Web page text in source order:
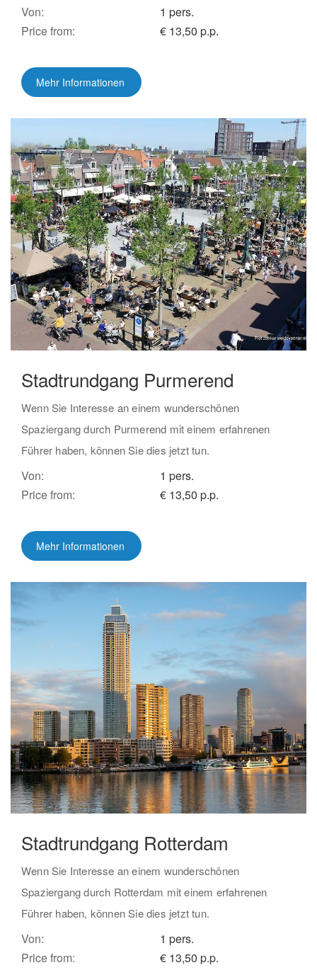
Von:
1 pers.
Price from:
€ 13,50 p.p.
Mehr Informationen
Stadtrundgang Purmerend
Wenn Sie Interesse an einem wunderschönen
Spaziergang durch Purmerend mit einem erfahrenen
Führer haben, können Sie dies jetzt tun.
Von:
1 pers.
Price from:
€ 13,50 p.p.
Mehr Informationen
Stadtrundgang Rotterdam
Wenn Sie Interesse an einem wunderschönen
Spaziergang durch Rotterdam mit einem erfahrenen
Führer haben, können Sie dies jetzt tun.
Von:
1 pers.
Price from:
€ 13,50 p.p.